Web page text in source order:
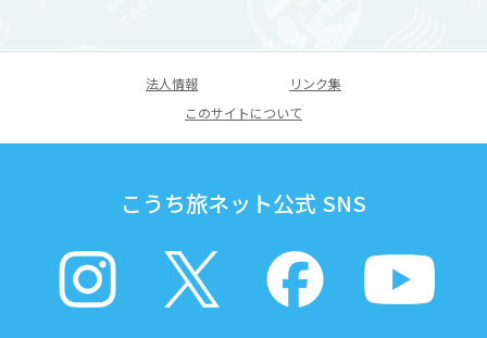
法人情報
リンク集
このサイトについて
こうち旅ネット公式 SNS